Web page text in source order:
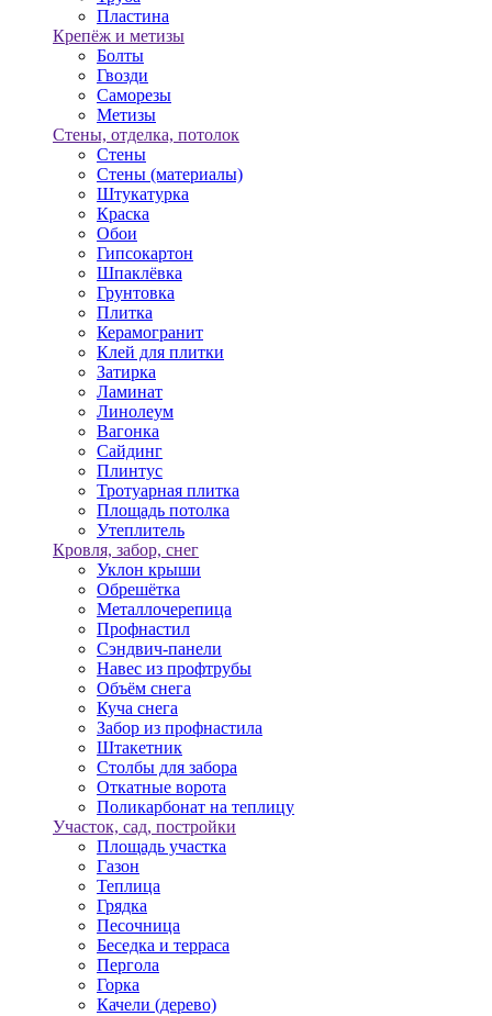
Пластина
Крепёж и метизы
Болты
Гвозди
Саморезы
Метизы
Стены, отделка, потолок
Стены
Стены (материалы)
Штукатурка
Краска
Обои
Гипсокартон
Шпаклёвка
Грунтовка
Плитка
Керамогранит
Клей для плитки
Затирка
Ламинат
Линолеум
Вагонка
Сайдинг
Плинтус
Тротуарная плитка
Площадь потолка
Утеплитель
Кровля, забор, снег
Уклон крыши
Обрешётка
Металлочерепица
Профнастил
Сэндвич-панели
Навес из профтрубы
Объём снега
Куча снега
Забор из профнастила
Штакетник
Столбы для забора
Откатные ворота
Поликарбонат на теплицу
Участок, сад, постройки
Площадь участка
Газон
Теплица
Грядка
Песочница
Беседка и терраса
Пергола
Горка
Качели (дерево)